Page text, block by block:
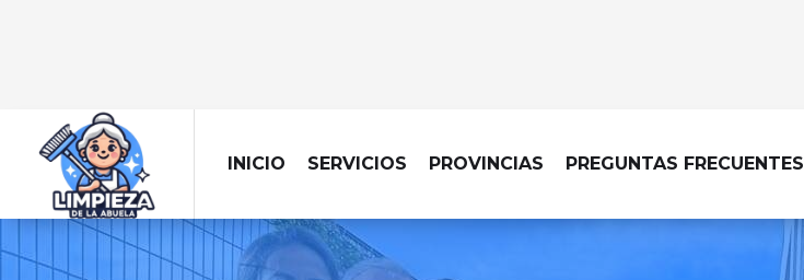
INICIO SERVICIOS PROVINCIAS PREGUNTAS FRECUENTES